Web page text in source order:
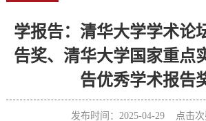
学报告：清华大学学术论
告奖、清华大学国家重点
告优秀学术报告
发布时间：2025-04-29 点击次